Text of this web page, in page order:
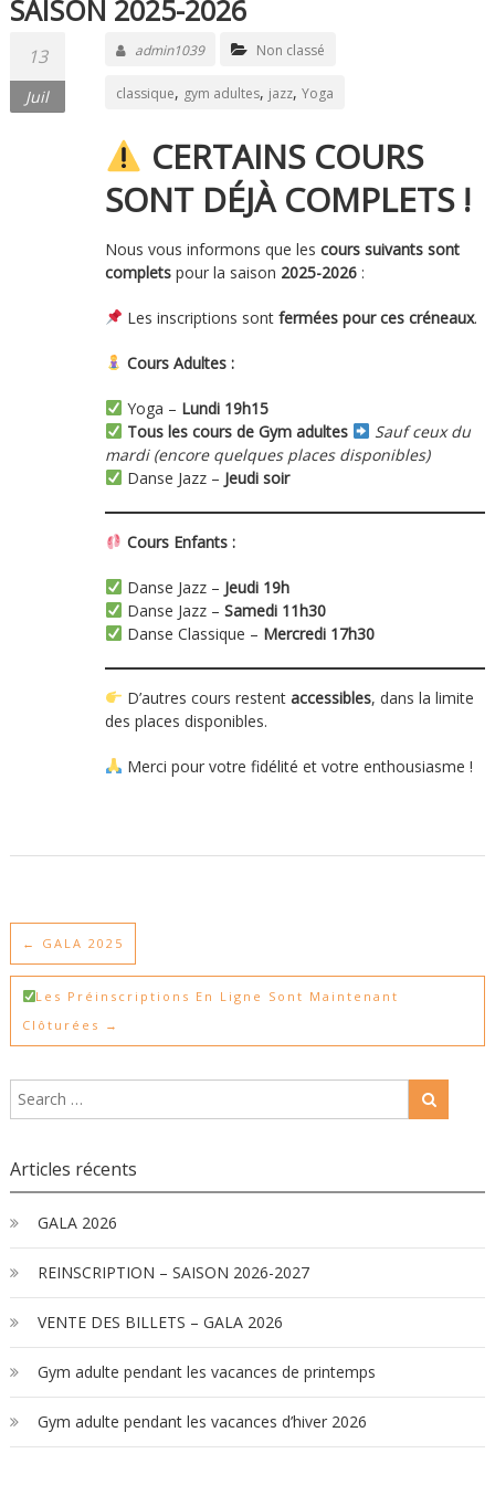
SAISON 2025-2026
13
Juil
admin1039 Non classé
classique, gym adultes, jazz, Yoga
CERTAINS COURS
SONT DÉJÀ COMPLETS !
Nous vous informons que les cours suivants sont
completspour la saison 2025-2026:
Les inscriptions sont fermées pour ces créneaux.
Cours Adultes :
Yoga – Lundi 19h15
Tous les cours de Gym adultes
Sauf ceux du
mardi (encore quelques places disponibles)
Danse Jazz – Jeudi soir
Cours Enfants :
Danse Jazz – Jeudi 19h
Danse Jazz – Samedi 11h30
Danse Classique – Mercredi 17h30
D’autres cours restent accessibles, dans la limite
des places disponibles.
Merci pour votre fidélité et votre enthousiasme !
← GALA 2025
Les Préinscriptions En Ligne Sont Maintenant
Clôturées →
Articles récents
GALA 2026
REINSCRIPTION – SAISON 2026-2027
VENTE DES BILLETS – GALA 2026
Gym adulte pendant les vacances de printemps
Gym adulte pendant les vacances d’hiver 2026